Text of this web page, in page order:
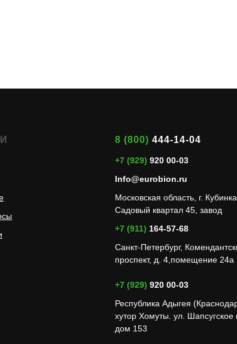
8 (800) 444-14-04
+7 (929) 920 00-03
Info@eurobion.ru
Московская область, г.
Садовый квартал 45, завод
+7 (911) 164-57-68
Санкт-Петербург,
проспект, д. 4,помещение 24а
+7 (929) 920 00-03
Республика Адыгея
хутор Хомуты. ул. Шапсугское
дом 153